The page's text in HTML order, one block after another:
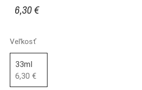
6,30 €
Veľkosť
33ml
6,30 €